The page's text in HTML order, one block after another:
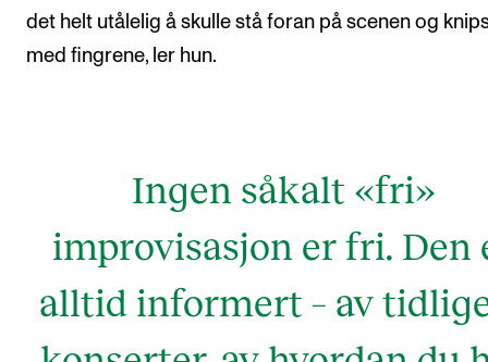
det helt utålelig å skulle stå foran på scenen og
med fingrene, ler hun.
Ingen såkalt «fri»
improvisasjon er fri. Den
alltid informert – av